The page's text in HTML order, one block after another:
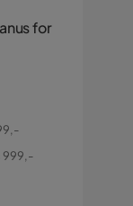
for
999,-